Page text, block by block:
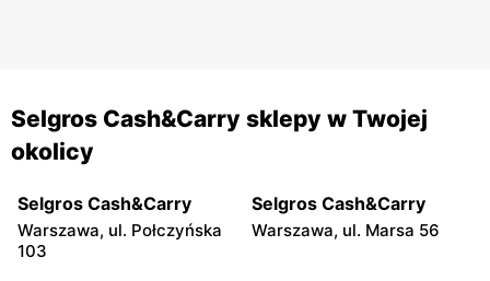
Selgros Cash&Carry sklepy w Twojej
okolicy
Selgros Cash&Carry
Warszawa, ul. Połczyńska
103
Selgros Cash&Carry
Warszawa, ul. Marsa 56